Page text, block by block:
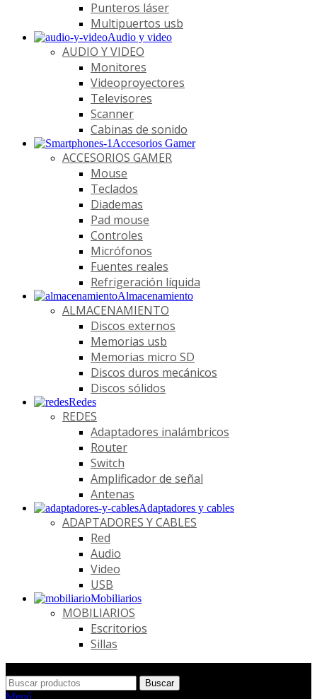
Punteros láser
Multipuertos usb
Audio y video
AUDIO Y VIDEO
Monitores
Videoproyectores
Televisores
Scanner
Cabinas de sonido
Accesorios Gamer
ACCESORIOS GAMER
Mouse
Teclados
Diademas
Pad mouse
Controles
Micrófonos
Fuentes reales
Refrigeración líquida
Almacenamiento
ALMACENAMIENTO
Discos externos
Memorias usb
Memorias micro SD
Discos duros mecánicos
Discos sólidos
Redes
REDES
Adaptadores inalámbricos
Router
Switch
Amplificador de señal
Antenas
Adaptadores y cables
ADAPTADORES Y CABLES
Red
Audio
Video
USB
Mobiliarios
MOBILIARIOS
Escritorios
Sillas
Buscar
Menú